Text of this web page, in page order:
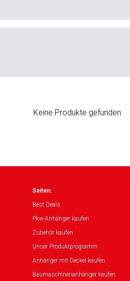
Keine Produkte gefunden
Seiten:
Best Deals
Pkw-Anhänger kaufen
Zubehör kaufen
Unser Produktprogramm
Anhänger mit Deckel kaufen
Baumaschinenanhänger kaufen